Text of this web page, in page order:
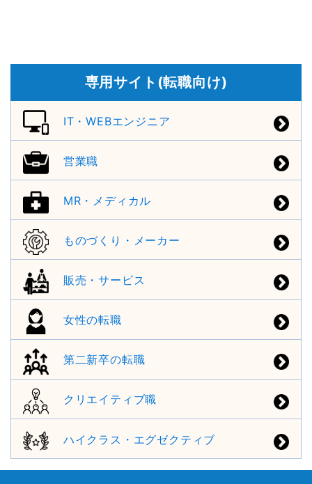
専用サイト(転職向け)
IT・WEBエンジニア
営業職
MR・メディカル
ものづくり・メーカー
販売・サービス
女性の転職
第二新卒の転職
クリエイティブ職
ハイクラス・エグゼクティブ